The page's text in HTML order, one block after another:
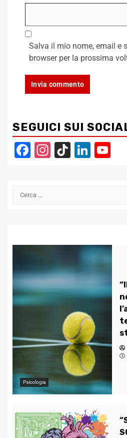
Salva il mio nome, email e
browser per la prossima
SEGUICI SUI
Facebook
Instagram
TikTok
Ricerca
Psicologia